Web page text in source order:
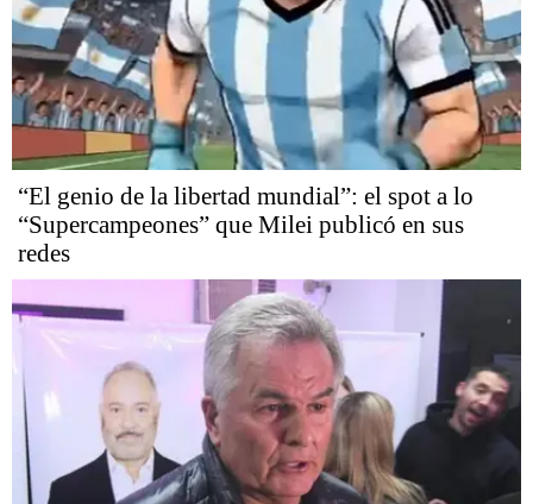
“El genio de la libertad mundial”: el spot a lo
“Supercampeones” que Milei publicó en sus
redes